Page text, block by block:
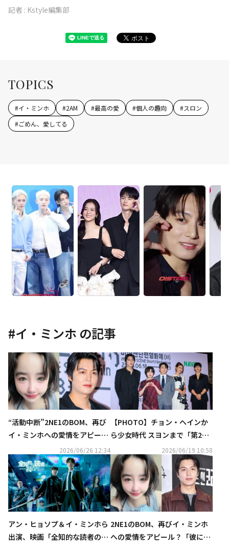
記者 : Kstyle編集部
TOPICS
#イ・ミンホ #2AM #最高の愛 #個人の趣向 #スロン
#ごめん、愛してる
#イ・ミンホ の記事
“活動中断”2NE1のBOM、再び
イ・ミンホへの愛情をアピー
ル？新たなアカウント名に注目
集まる
2026/06/26 12:34
【PHOTO】チョン・ヘインか
ら少女時代 スヨンまで「第22
回ミジャンセン短編映画祭」に
出席
2026/06/19 10:58
アン・ヒョソプ＆イ・ミンホら
出演、映画「全知的な読者の視
2NE1のBOM、再びイ・ミンホ
への愛情をアピール？「彼に送